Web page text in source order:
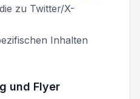
zu Twitter/X-
Inhalten
und Flyer